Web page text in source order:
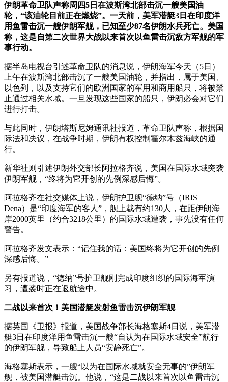
伊朗革命卫队声称周四5日在波斯湾北部击沉一艘美国油
轮，“该油轮目前正在燃烧”。一天前，美军潜艇3日在印度洋
用鱼雷击沉一艘伊朗军舰，已知至少87名伊朗水兵死亡。美国
称，这是自第二次世界大战以来首次以鱼雷击沉敌方军舰的军
事行动。
据半岛电视台引述革命卫队的消息说，伊朗海军今天（5日）
上午在波斯湾北部击沉了一艘美国油轮，并指出，属于美国、
以色列，以及支持它们的欧洲国家的军用和商用船只，将被禁
止通过相关水域。一旦发现这些国家的船只，伊朗必会对它们
进行打击。
与此同时，伊朗塔斯尼姆通讯社报道，革命卫队声称，根据国
际法和决议，在战争时期，伊朗有权控制霍尔木兹海峡的通
行。
新华社则引述伊朗外交部长阿拉格齐说，美国在国际水域突袭
伊朗军舰，“终将为它开创的先例深感后悔”。
阿拉格齐在社交媒体上说，伊朗护卫舰“德纳”号（IRIS
Dena）是“印度海军的客人”，舰上载有约130人，在距伊朗海
岸2000英里（约合3218公里）的国际水域遭袭，事先没有任何
警告。
阿拉格齐发文表示：“记住我的话：美国终将为它开创的先例
深感后悔。”
另有报道说，“德纳”号护卫舰刚完成印度组织的国际海军演
习，遭袭时正在返航途中。
二战以来首次！美国潜艇发射鱼雷击沉伊朗军舰
据英国《卫报》报道，美国战争部长海格塞斯4日说，美军潜
艇3日在印度洋用鱼雷击沉一艘“自认为在国际水域安全”航行
的伊朗军舰，导致船上人员“安静死亡”。
海格塞斯表示，一艘“以为在国际水域就安全无事的”伊朗军
舰，被美国潜艇击沉。他说，“这是二战以来首次以鱼雷击沉